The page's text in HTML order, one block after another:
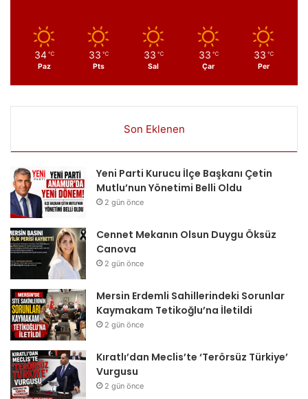
34 ℃
Paz
33 ℃
Pts
33 ℃
Sal
33 ℃
Çar
33 ℃
Per
Son Eklenen
Yeni Parti Kurucu İlçe Başkanı Çetin
Mutlu’nun Yönetimi Belli Oldu
2 gün önce
Cennet Mekanın Olsun Duygu Öksüz
Canova
2 gün önce
Mersin Erdemli Sahillerindeki Sorunlar
Kaymakam Tetikoğlu’na İletildi
2 gün önce
Kıratlı’dan Meclis’te ‘Terörsüz Türkiye’
Vurgusu
2 gün önce